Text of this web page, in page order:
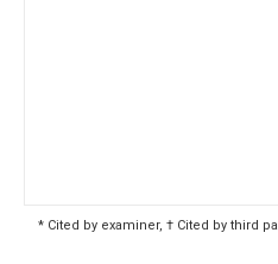
* Cited by examiner, † Cited by third